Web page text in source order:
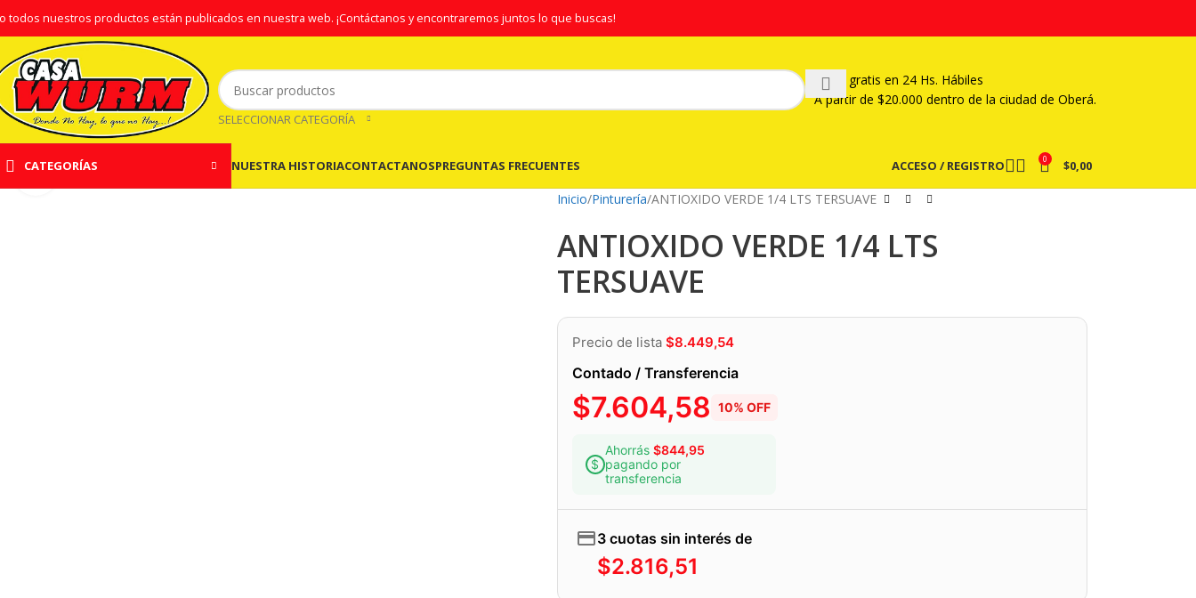
todos nuestros productos están publicados en nuestra web. ¡Contáctanos y encontraremos juntos lo que buscas!
SELECCIONAR CATEGORÍA
Envío gratis en 24 Hs. Hábiles
A partirde $20.000 dentro de la ciudad de Oberá.
CATEGORÍAS NUESTRA HISTORIACONTACTANOSPREGUNTAS FRECUENTES ACCESO / REGISTRO 0 $0,00
Clic para ampliar
Inicio Pinturería ANTIOXIDO VERDE 1/4 LTS TERSUAVE
ANTIOXIDO VERDE 1/4 LTS
TERSUAVE
Precio de lista $8.449,54
Contado / Transferencia
$7.604,58 10% OFF
Ahorrás $844,95
pagando por
transferencia
3 cuotas sin interés de
$2.816,51